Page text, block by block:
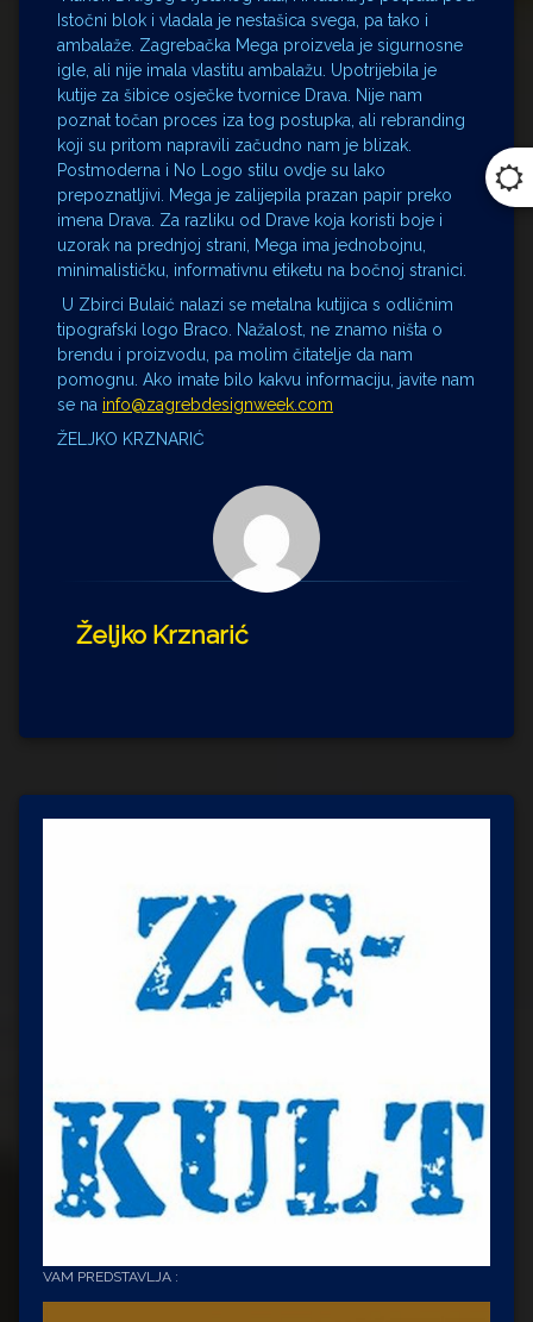
Istočni blok i vladala je nestašica svega, pa tako i
ambalaže. Zagrebačka Mega proizvela je sigurnosne
igle, ali nije imala vlastitu ambalažu. Upotrijebila je
kutije za šibice osječke tvornice Drava. Nije nam
poznat točan proces iza tog postupka, ali rebranding
koji su pritom napravili začudno nam je blizak.
Postmoderna i No Logo stilu ovdje su lako
prepoznatljivi. Mega je zalijepila prazan papir preko
imena Drava. Za razliku od Drave koja koristi boje i
uzorak na prednjoj strani, Mega ima jednobojnu,
minimalističku, informativnu etiketu na bočnoj stranici.
U Zbirci Bulaić nalazi se metalna kutijica s odličnim
tipografski logo Braco. Nažalost, ne znamo ništa o
brendu i proizvodu, pa molim čitatelje da nam
pomognu. Ako imate bilo kakvu informaciju, javite nam
se na info@zagrebdesignweek.com
ŽELJKO KRZNARIĆ
Željko Krznarić
VAM PREDSTAVLJA :